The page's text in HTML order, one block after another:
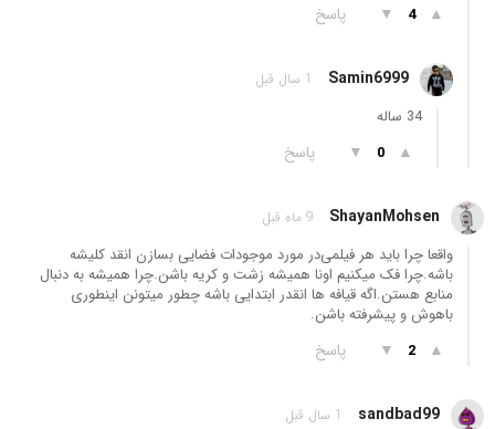
▲
4
▼ پاسخ
Samin6999 1 سال قبل
34 ساله
▲
0
▼ پاسخ
ShayanMohsen 9 ماه قبل
واقعا چرا باید هر فیلمی‌در مورد موجودات فضایی بسازن انقد کلیشه
باشه.چرا فک میکنیم اونا همیشه زشت و کریه باشن.چرا همیشه به دنبال
منابع هستن.اگه قیافه ها انقدر ابتدایی باشه چطور میتونن اینطوری
باهوش و پیشرفته باشن.
▲
2
▼ پاسخ
sandbad99 1 سال قبل